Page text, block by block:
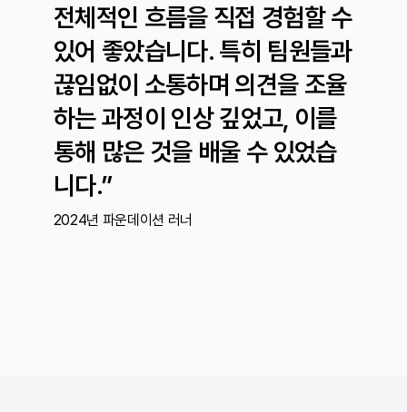
전체적인 흐름을 직접 경험할 수
있어 좋았습니다. 특히 팀원들과
끊임없이 소통하며 의견을 조율
하는 과정이 인상 깊었고, 이를
통해 많은 것을 배울 수 있었습
니다.”
2024년 파운데이션 러너